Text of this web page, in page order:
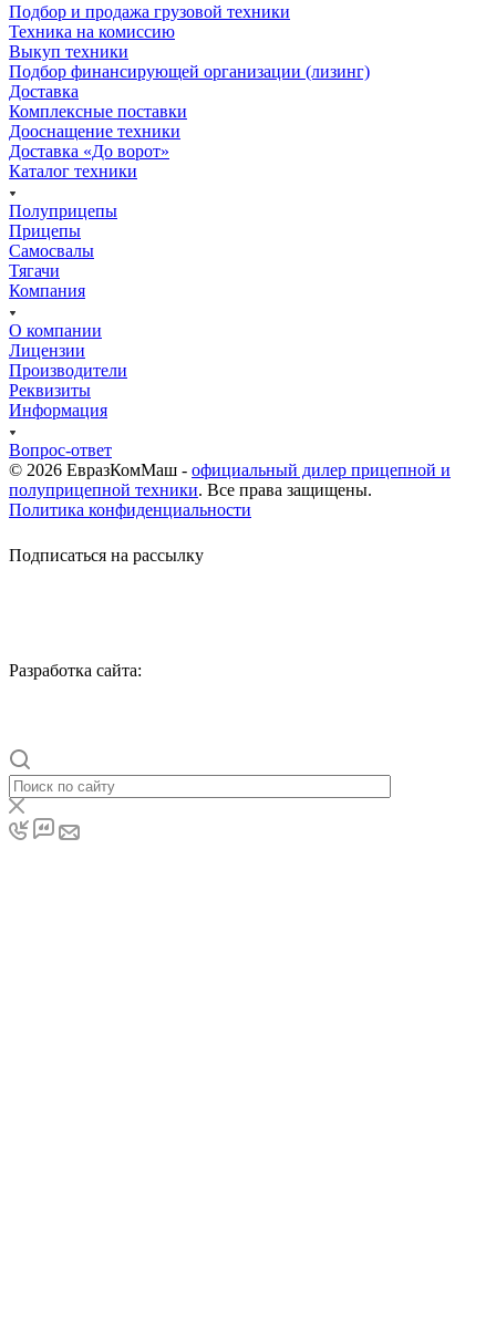
Подбор и продажа грузовой техники
Техника на комиссию
Выкуп техники
Подбор финансирующей организации (лизинг)
Доставка
Комплексные поставки
Дооснащение техники
Доставка «До ворот»
Каталог техники
Полуприцепы
Прицепы
Самосвалы
Тягачи
Компания
О компании
Лицензии
Производители
Реквизиты
Информация
Вопрос-ответ
© 2026 ЕвразКомМаш - официальный дилер прицепной и
полуприцепной техники. Все права защищены.
Политика конфиденциальности
Подписаться на рассылку
Разработка сайта: